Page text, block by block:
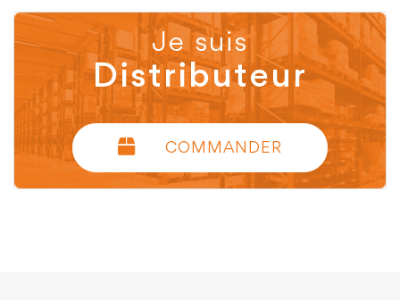
Je suis
Distributeur
COMMANDER